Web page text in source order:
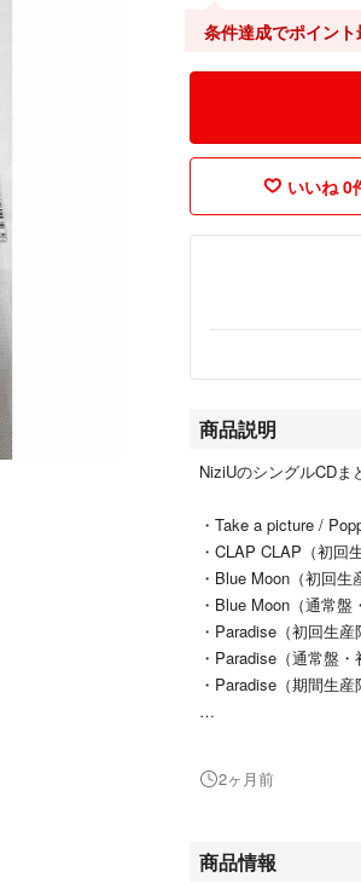
条件達成でポイント
いいね 0
商品説明
NiziUのシングルCDま
・Take a picture /
・CLAP CLAP（初回
・Blue Moon（初回生
・Blue Moon（通常盤
・Paradise（初回生産
・Paradise（通常盤・
・Paradise（期間生産
体的に綺麗な状態です。
まとめ売り優先です。
2ヶ月前
商品情報